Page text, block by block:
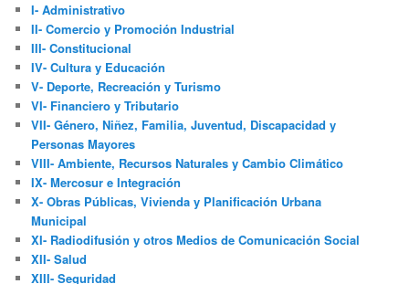
I- Administrativo
II- Comercio y Promoción Industrial
III- Constitucional
IV- Cultura y Educación
V- Deporte, Recreación y Turismo
VI- Financiero y Tributario
VII- Género, Niñez, Familia, Juventud, Discapacidad y
Personas Mayores
VIII- Ambiente, Recursos Naturales y Cambio Climático
IX- Mercosur e Integración
X- Obras Públicas, Vivienda y Planificación Urbana
Municipal
XI- Radiodifusión y otros Medios de Comunicación Social
XII- Salud
XIII- Seguridad